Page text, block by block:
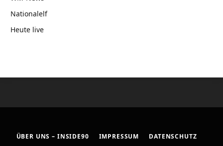
Nationalelf
Heute live
ÜBER UNS – INSIDE90 IMPRESSUM DATENSCHUTZ